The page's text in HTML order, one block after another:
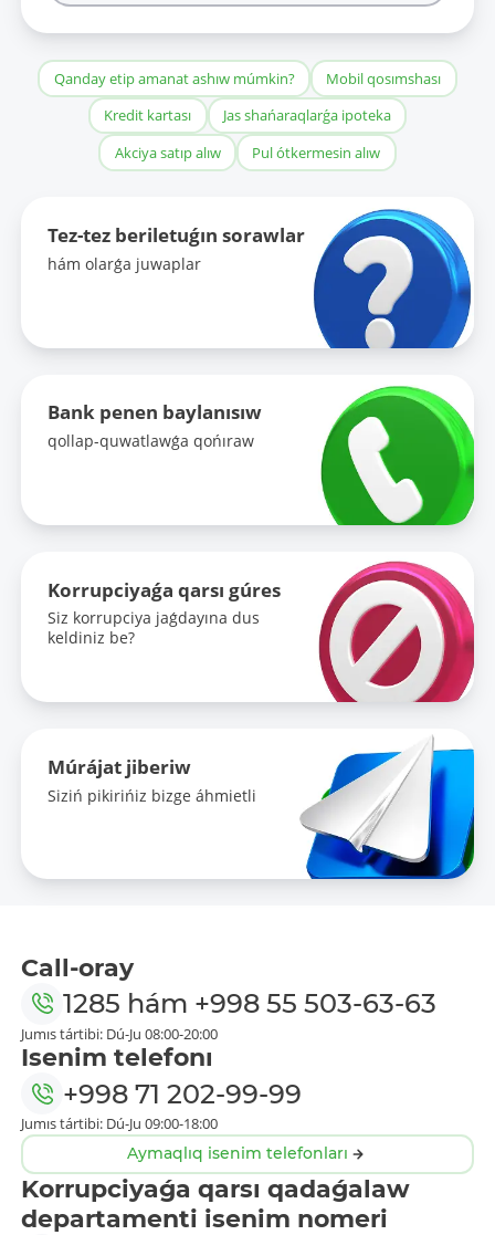
Qanday etip amanat ashıw múmkin?
Mobil qosımshası
Kredit kartası
Jas shańaraqlarǵa ipoteka
Akciya satıp alıw
Pul ótkermesin alıw
Tez-tez beriletuǵın sorawlar
hám olarǵa juwaplar
Bank penen baylanısıw
qollap-quwatlawǵa qońıraw
Korrupciyaǵa qarsı gúres
Siz korrupciya jaǵdayına dus
keldiniz be?
Múrájat jiberiw
Siziń pikirińiz bizge áhmietli
Call-oray
1285 hám +998 55 503-63-63
Jumıs tártibi: Dú-Ju 08:00-20:00
Isenim telefonı
+998 71 202-99-99
Jumıs tártibi: Dú-Ju 09:00-18:00
Aymaqlıq isenim telefonları
Korrupciyaǵa qarsı qadaǵalaw
departamenti isenim nomeri